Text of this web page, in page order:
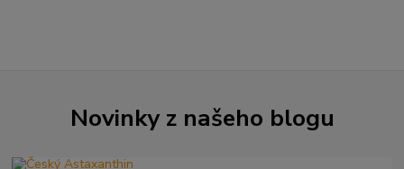
Novinky z našeho blogu